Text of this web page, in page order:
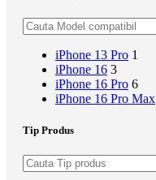
iPhone 13 Pro 1
iPhone 16 3
iPhone 16 Pro 6
iPhone 16 Pro Max
Tip Produs